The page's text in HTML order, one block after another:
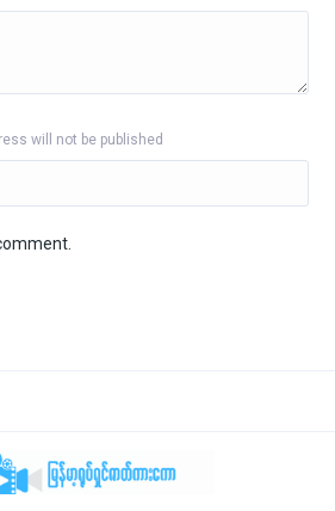
will not be published